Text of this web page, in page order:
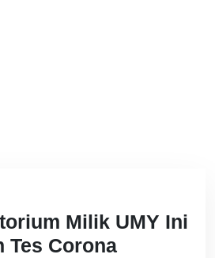
Milik UMY Ini
Tes Corona